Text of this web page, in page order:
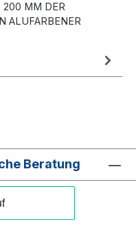
200 MM DER
ALUFARBENER
Beratung